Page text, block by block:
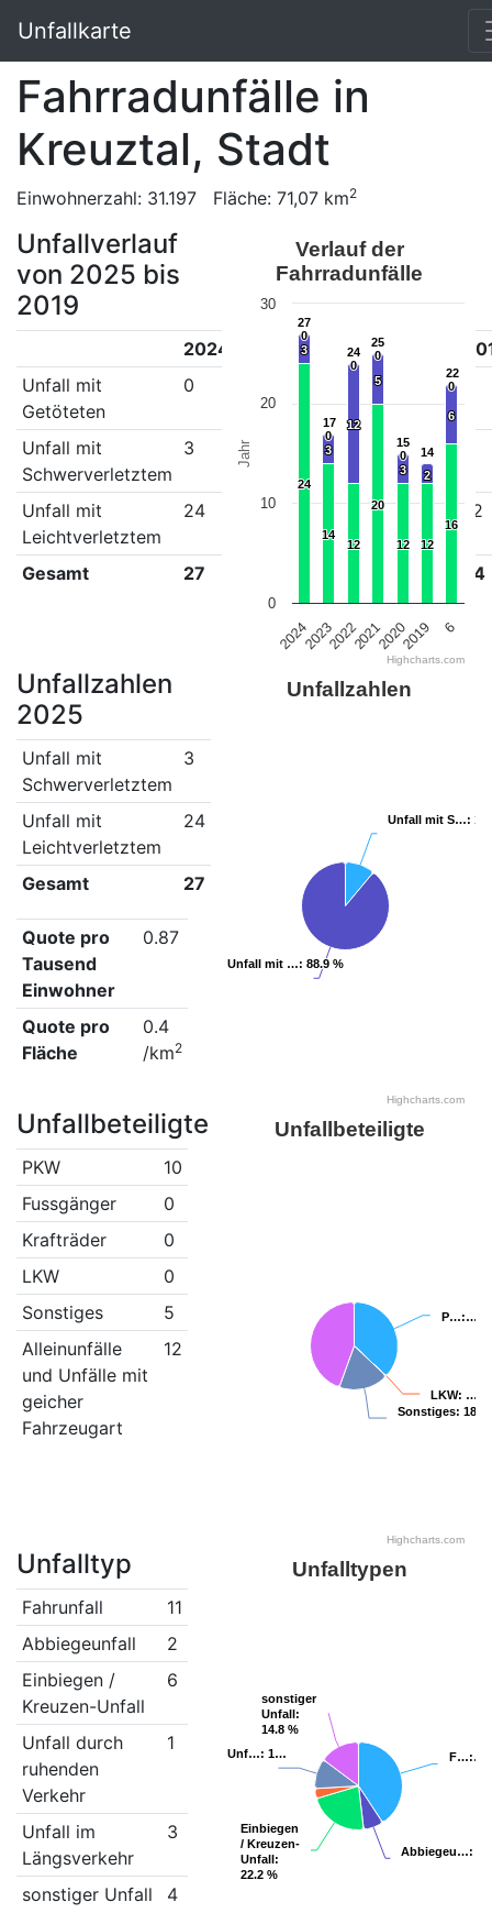
Unfallkarte
Fahrradunfälle in
Kreuztal, Stadt
Einwohnerzahl: 31.197 Fläche: 71,07 km2
Unfallverlauf
von 2025 bis
2019
2024 2022 2021
Unfall mit
Getöteten
0
Unfall mit
Schwerverletztem
3 3 3
Unfall mit
Leichtverletztem
24 12 20 12 12
Gesamt 27 14
Jahr
Verlauf der
Fahrradunfälle
27
27
17
17
24
24
25
25
15
15
14
14
22
22
0
0
0
0
0
0
0
0
0
0
0
0
3
3
3
3
12
12
5
5
3
3 2
2
6
6
24
24
14
14
12
12
20
20
12
12 12
12
16
16
202420232022202120202019 6
0
10
20
30
Highcharts.com
Unfallzahlen
2025
Unfall mit
Schwerverletztem
3
Unfall mit
Leichtverletztem
24
Gesamt 27
Quote pro
Tausend
Einwohner
0.87
Quote pro
Fläche
0.4
/km2
Unfallzahlen
Unfall mit S…:
Unfall mit S…:
Unfall mit …: 88.9 %
Unfall mit …: 88.9 %
Highcharts.com
Unfallbeteiligte
PKW
10
Fussgänger
0
Krafträder
0
LKW
0
Sonstiges
5
Alleinunfälle
und Unfälle mit
geicher
Fahrzeugart
12
Unfallbeteiligte
P…:…
P…:…
LKW: …
LKW: …
Sonstiges: 18.5
Sonstiges: 18.5
Highcharts.com
Unfalltyp
Fahrunfall
11
Abbiegeunfall
2
Einbiegen /
Kreuzen-Unfall
6
Unfall durch
ruhenden
Verkehr
1
Unfall im
Längsverkehr
3
sonstiger Unfall 4
Unfalltypen
F…:…
F…:…
Abbiegeu…:
Abbiegeu…:
Einbiegen
/ Kreuzen-
Unfall:
22.2 %
Einbiegen
/ Kreuzen-
Unfall:
22.2 %
Unf…: 1…
Unf…: 1…
sonstiger
Unfall:
14.8 %
sonstiger
Unfall:
14.8 %